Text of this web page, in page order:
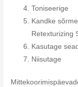
Toniseerige
Kandke
Retexturizing
Kasutage
Niisutage